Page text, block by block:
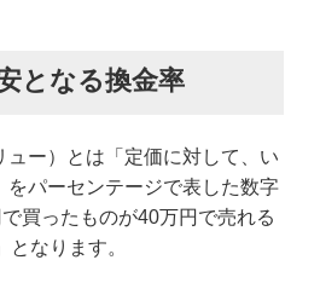
となる換金率
ュー）とは「定価に対して、い
をパーセンテージで表した数字
買ったものが40万円で売れる
なります。